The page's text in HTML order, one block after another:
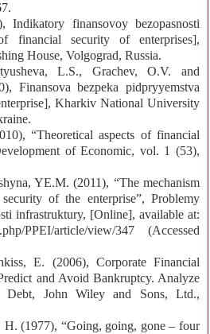
Indikatory finansovoy bezopasnosti
financial security of enterprises],
House, Volgograd, Russia.
L.S., Grachev, O.V. and
Finansova bezpeka pidpryyemstva
Kharkiv National University
“Theoretical aspects of financial
of Economic, vol. 1 (53),
YE.M. (2011), “The mechanism
of the enterprise”, Problemy
infrastruktury, [Online], available at:
PPEI/article/view/347 (Accessed
E. (2006), Corporate Financial
and Avoid Bankruptcy. Analyze
Debt, John Wiley and Sons, Ltd.,
H. (1977), “Going, going, gone – four